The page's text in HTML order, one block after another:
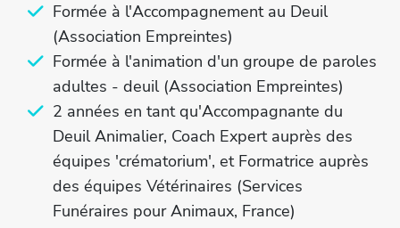
Formée à l'Accompagnement au Deuil
(Association Empreintes)
Formée à l'animation d'un groupe de paroles
adultes - deuil (Association Empreintes)
2 années en tant qu'Accompagnante du
Deuil Animalier, Coach Expert auprès des
équipes 'crématorium', et Formatrice auprès
des équipes Vétérinaires (Services
Funéraires pour Animaux, France)